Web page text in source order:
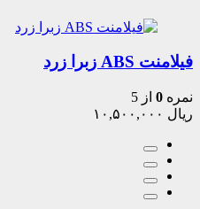
فیلامنت ABS زبرا زرد
نمره 0 از 5
ریال